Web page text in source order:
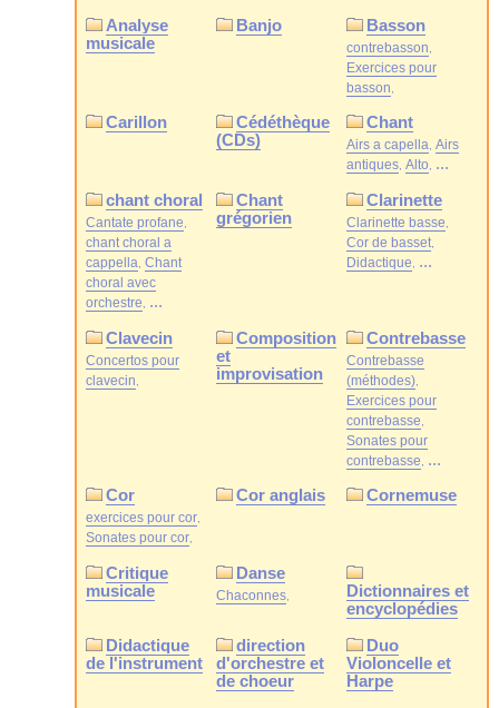
Analyse
musicale
Banjo Basson
contrebasson
Exercices pour
basson
Carillon
Cédéthèque
(CDs)
Chant
Airs a capella Airs
antiques Alto ...
chant choral
Cantate profane
chant choral a
cappella Chant
choral avec
orchestre ...
Chant
grégorien
Clarinette
Clarinette basse
Cor de basset
Didactique ...
Clavecin
Concertos pour
clavecin
Composition
et
improvisation
Contrebasse
Contrebasse
(méthodes)
Exercices pour
contrebasse
Sonates pour
contrebasse ...
Cor
exercices pour cor
Sonates pour cor
Cor anglais Cornemuse
Critique
musicale
Danse
Chaconnes
Dictionnaires et
encyclopédies
Didactique
de l'instrument
direction
d'orchestre et
de choeur
Duo
Violoncelle et
Harpe